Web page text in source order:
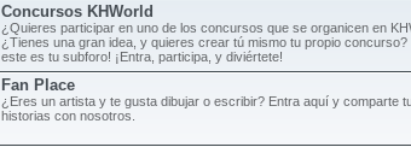
Concursos KHWorld
¿Quieres participar en uno de los concursos que se organicen en
¿Tienes una gran idea, y quieres crear tú mismo tu propio concurso?
este es tu subforo! ¡Entra, participa, y diviértete!
Fan Place
¿Eres un artista y te gusta dibujar o escribir? Entra aquí y comparte
historias con nosotros.